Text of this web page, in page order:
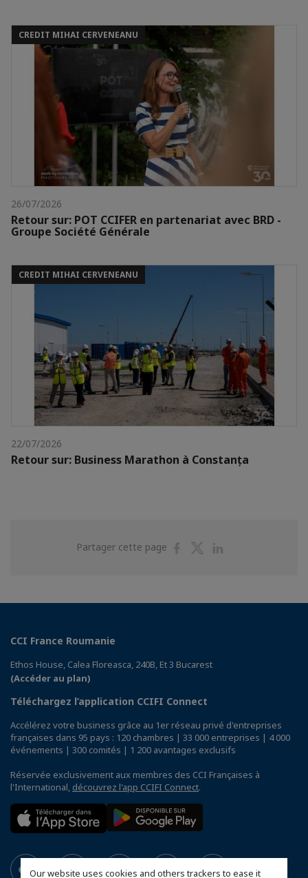
Our website uses cookies and others trackers to ease it
CREDIT MIHAI CERVENEANU
26/07/2026
Retour sur: POT CCIFER en partenariat avec BRD -
Groupe Société Générale
CREDIT MIHAI CERVENEANU
22/07/2026
Retour sur: Business Marathon à Constanța
Partager cette page
PartagerPartager
CCI France Roumanie
Ethos House, Calea Floreasca, 240B, Et 3 Bucarest
(Accéder au plan)
Téléchargez l’application CCIFI Connect
Accélérez votre business grâce au 1er réseau privé d'entreprises
françaises dans 95 pays : 120 chambres | 33 000 entreprises | 4 000
événements | 300 comités | 1 200 avantages exclusifs
Réservée exclusivement aux membres des CCI Françaises à
l'International, découvrez l'app CCIFI Connect.